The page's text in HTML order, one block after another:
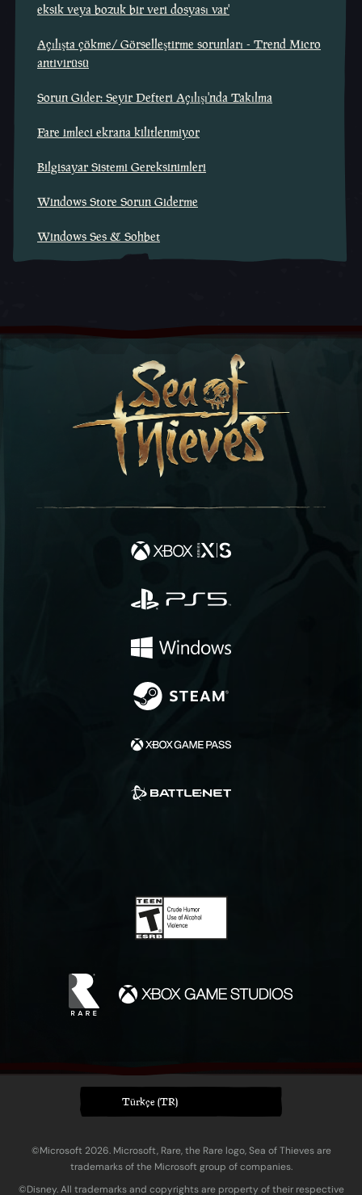
eksik veya bozuk bir veri dosyası var'
Açılışta çökme/ Görselleştirme sorunları - Trend Micro
antivirüsü
Sorun Gider: Seyir Defteri Açılışı'nda Takılma
Fare imleci ekrana kilitlenmiyor
Bilgisayar Sistemi Gereksinimleri
Windows Store Sorun Giderme
Windows Ses & Sohbet
Türkçe (TR)
©Microsoft 2026. Microsoft, Rare, the Rare logo, Sea of Thieves are
trademarks of the Microsoft group of companies.
©Disney. All trademarks and copyrights are property of their respective